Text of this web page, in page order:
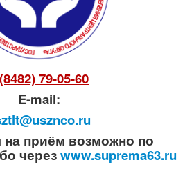
79-05-60
E-mail:
на приём возможно по
черезwww.suprema63.ru